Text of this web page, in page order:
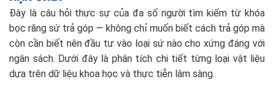
Đây là câu hỏi thực sự của đa số người tìm kiếm từ khóa
bọc răng sứ trả góp — không chỉ muốn biết cách trả góp mà
còn cần biết nên đầu tư vào loại sứ nào cho xứng đáng với
ngân sách. Dưới đây là phân tích chi tiết từng loại vật liệu
dựa trên dữ liệu khoa học và thực tiễn lâm sàng.